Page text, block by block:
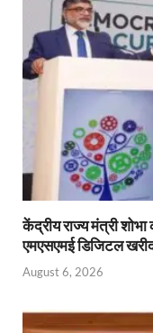
केंद्रीय राज्य मंत्री
एमएसएमई डिजिटल खरीद
August 6, 2026